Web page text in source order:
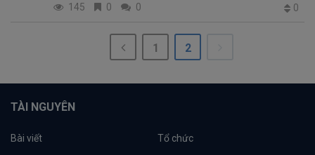
145 0 0 0
1 2
TÀI NGUYÊN
Bài viết Tổ chức